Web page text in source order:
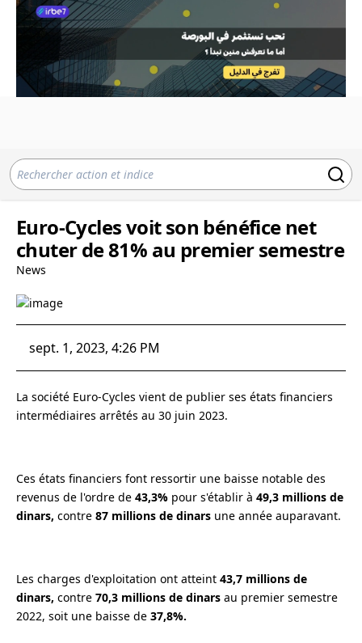
Euro-Cycles voit son bénéfice net
chuter de 81% au premier semestre
News
sept. 1, 2023, 4:26 PM
La société Euro-Cycles vient de publier ses états financiers
intermédiaires arrêtés au 30 juin 2023.
Ces états financiers font ressortir une baisse notable des
revenus de l'ordre de 43,3% pour s'établir à 49,3 millions de
dinars, contre 87 millions de dinars une année auparavant.
Les charges d'exploitation ont atteint 43,7 millions de
dinars, contre 70,3 millions de dinars au premier semestre
2022, soit une baisse de 37,8%.